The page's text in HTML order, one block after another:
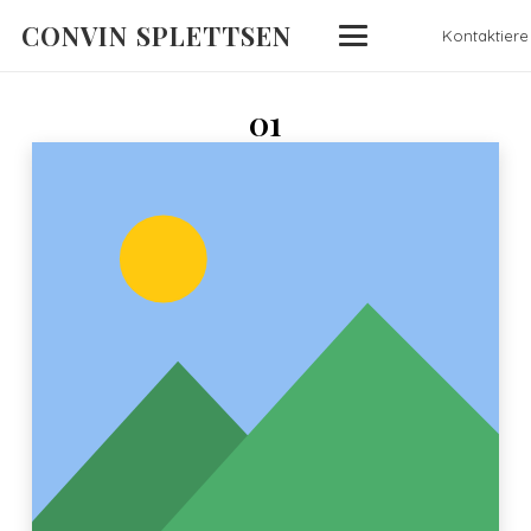
CONVIN SPLETTSEN
01